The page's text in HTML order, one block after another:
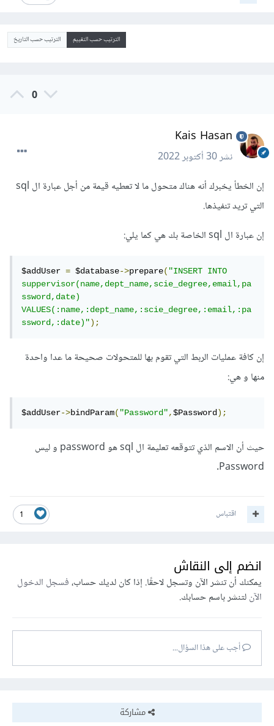
الترتيب حسب التقييم الترتيب حسب التاريخ
0
Kais Hasan
نشر30 أكتوبر 2022
إن الخطأ يخبرك أنه هناك متحول ما لا تعطيه قيمة من أجل عبارة ال sql
التي تريد تنفيذها.
إن عبارة ال sql الخاصة بك هي كما يلي:
$addUser = $database->prepare("INSERT INTO
suppervisor(name,dept_name,scie_degree,email,pa
ssword,date)
VALUES(:name,:dept_name,:scie_degree,:email,:pa
ssword,:date)");
إن كافة عمليات الربط التي تقوم بها للمتحولات صحيحة ما عدا واحدة
منها و هي:
$addUser->bindParam("Password",$Password);
حيث أن الاسم الذي تتوقعه تعليمة ال sql هو password و ليس
Password.
1 اقتباس
انضم إلى النقاش
يمكنك أن تنشر الآن وتسجل لاحقًا. إذا كان لديك حساب،فسجل الدخول
الآنلتنشر باسم حسابك.
أجب على هذا السؤال...
مشاركة